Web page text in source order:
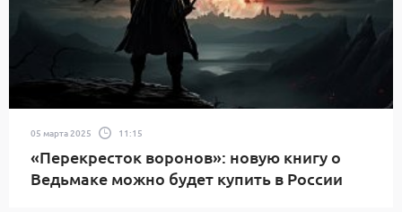
05 марта 2025 11:15
«Перекресток воронов»: новую книгу о
Ведьмаке можно будет купить в России